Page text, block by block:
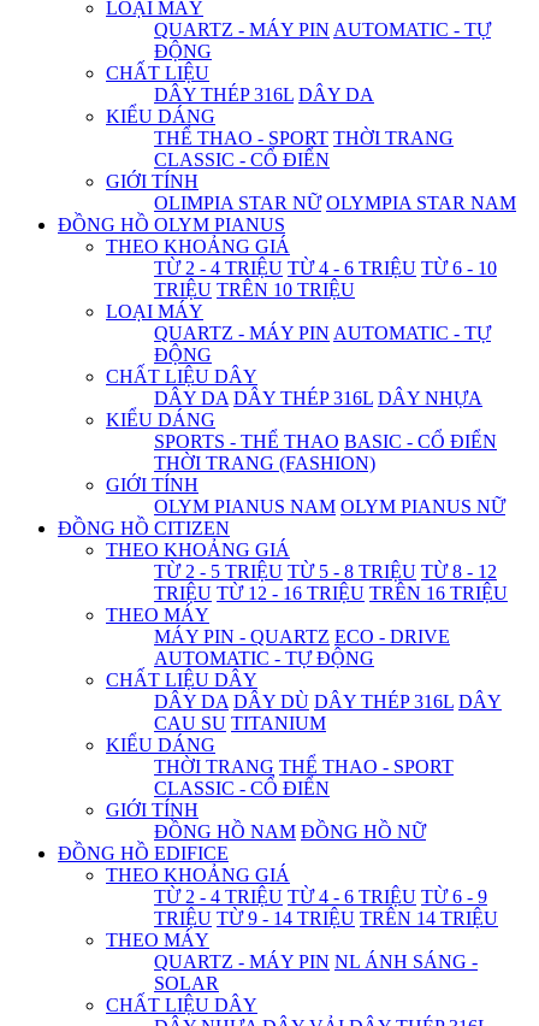
LOẠI MÁY
QUARTZ - MÁY PIN AUTOMATIC - TỰ
ĐỘNG
CHẤT LIỆU
DÂY THÉP 316L DÂY DA
KIỂU DÁNG
THỂ THAO - SPORT THỜI TRANG
CLASSIC - CỔ ĐIỂN
GIỚI TÍNH
OLIMPIA STAR NỮ OLYMPIA STAR NAM
ĐỒNG HỒ OLYM PIANUS
THEO KHOẢNG GIÁ
TỪ 2 - 4 TRIỆU TỪ 4 - 6 TRIỆU TỪ 6 - 10
TRIỆU TRÊN 10 TRIỆU
LOẠI MÁY
QUARTZ - MÁY PIN AUTOMATIC - TỰ
ĐỘNG
CHẤT LIỆU DÂY
DÂY DA DÂY THÉP 316L DÂY NHỰA
KIỂU DÁNG
SPORTS - THỂ THAO BASIC - CỔ ĐIỂN
THỜI TRANG (FASHION)
GIỚI TÍNH
OLYM PIANUS NAM OLYM PIANUS NỮ
ĐỒNG HỒ CITIZEN
THEO KHOẢNG GIÁ
TỪ 2 - 5 TRIỆU TỪ 5 - 8 TRIỆU TỪ 8 - 12
TRIỆU TỪ 12 - 16 TRIỆU TRÊN 16 TRIỆU
THEO MÁY
MÁY PIN - QUARTZ ECO - DRIVE
AUTOMATIC - TỰ ĐỘNG
CHẤT LIỆU DÂY
DÂY DA DÂY DÙ DÂY THÉP 316L DÂY
CAU SU TITANIUM
KIỂU DÁNG
THỜI TRANG THỂ THAO - SPORT
CLASSIC - CỔ ĐIỂN
GIỚI TÍNH
ĐỒNG HỒ NAM ĐỒNG HỒ NỮ
ĐỒNG HỒ EDIFICE
THEO KHOẢNG GIÁ
TỪ 2 - 4 TRIỆU TỪ 4 - 6 TRIỆU TỪ 6 - 9
TRIỆU TỪ 9 - 14 TRIỆU TRÊN 14 TRIỆU
THEO MÁY
QUARTZ - MÁY PIN NL ÁNH SÁNG -
SOLAR
CHẤT LIỆU DÂY